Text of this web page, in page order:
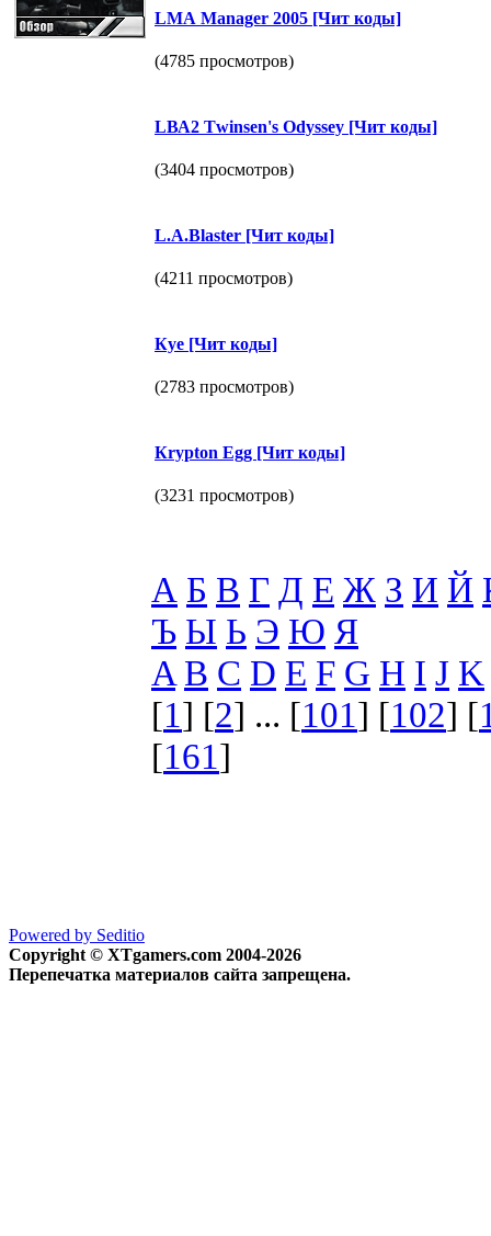
LМА Маnаger 2005 [Чит коды]
(4785 просмотров)
LВА2 Тwinsen's Оdуsseу [Чит коды]
(3404 просмотров)
L.А.Вlаster [Чит коды]
(4211 просмотров)
Куe [Чит коды]
(2783 просмотров)
Кrурtоn Еgg [Чит коды]
(3231 просмотров)
А Б В Г Д Е Ж З И Й
Ъ Ы Ь Э Ю Я
A B C D E F G H I J K
[1] [2] ... [101] [102] [
[161]
Powered by Seditio
Copyright © XTgamers.com 2004-2026
Перепечатка материалов сайта запрещена.